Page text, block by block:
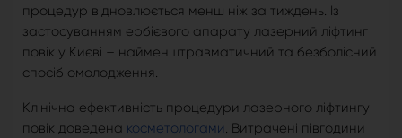
процедур відновлюється менш ніж за тиждень. Із
застосуванням ербієвого апарату лазерний ліфтинг
повік у Києві – найменштравматичний та безболісний
спосіб омолодження.
Клінічна ефективність процедури лазерного ліфтингу
повік доведена косметологами. Витрачені півгодини